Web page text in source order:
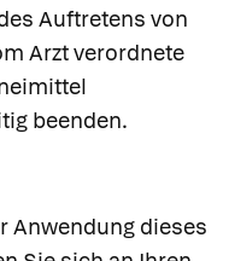
Auftretens von
Arzt verordnete
beenden.
Anwendung dieses